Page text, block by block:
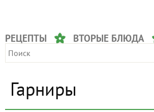
РЕЦЕПТЫ ВТОРЫЕ БЛЮДА
Гарниры